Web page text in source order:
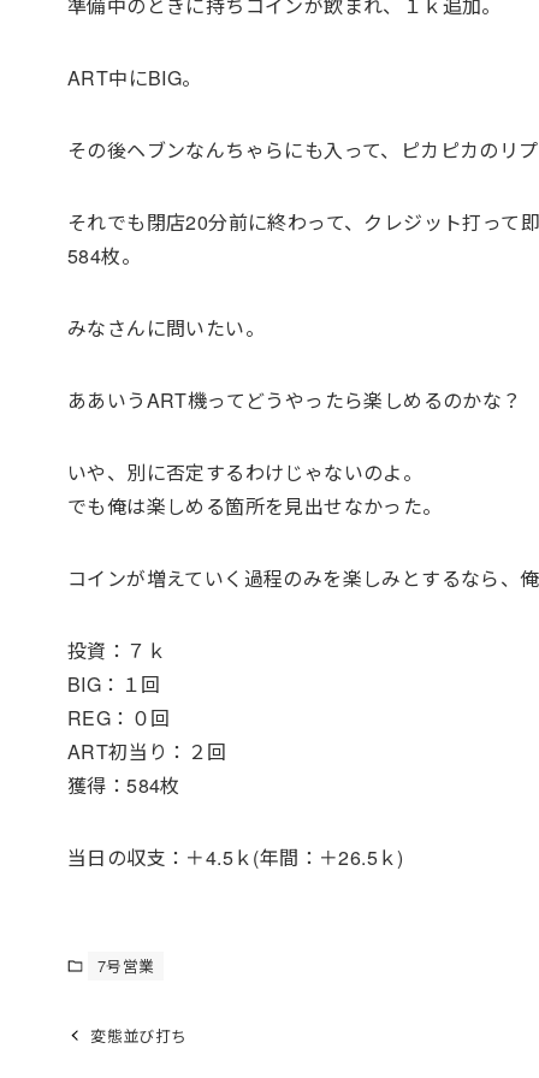
ART中にBIG。
その後ヘブンなんちゃらにも入って、ピカピカのリ
それでも閉店20分前に終わって、クレジット打って即
584枚。
みなさんに問いたい。
ああいうART機ってどうやったら楽しめるのかな？
いや、別に否定するわけじゃないのよ。
でも俺は楽しめる箇所を見出せなかった。
コインが増えていく過程のみを楽しみとするなら、
投資：７ｋ
BIG：１回
REG：０回
ART初当り：２回
獲得：584枚
当日の収支：＋4.5ｋ(年間：＋26.5ｋ)
7号営業
変態並び打ち